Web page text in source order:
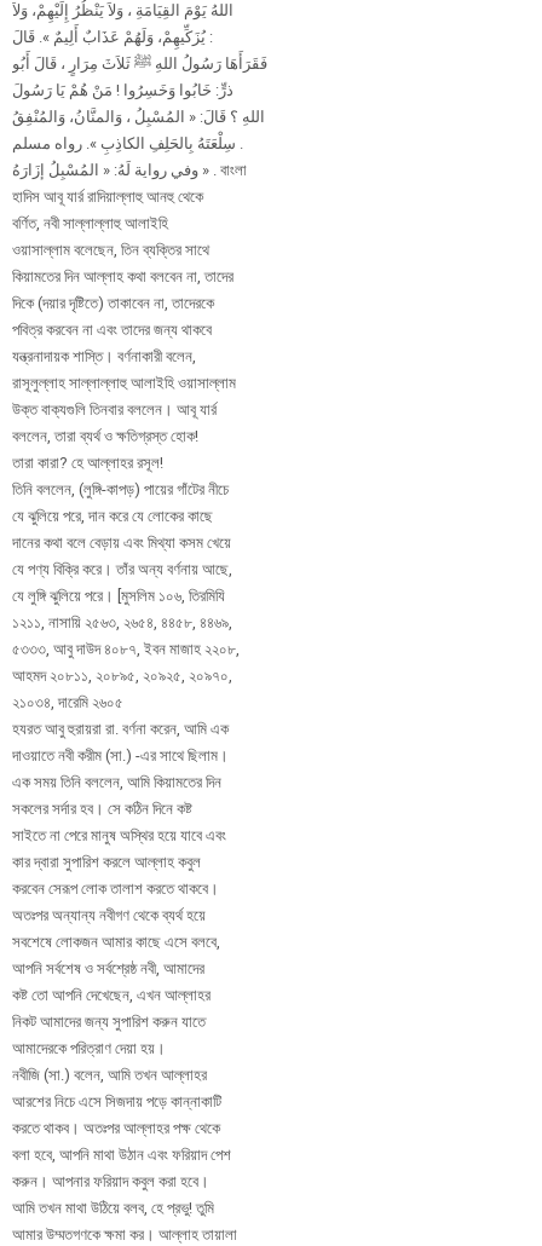
ﺍﻟﻠﻪُ ﻳَﻮْﻡَ ﺍﻟﻘِﻴَﺎﻣَﺔِ ، ﻭَﻻَ ﻳَﻨْﻈُﺮُ ﺇِﻟَﻴْﻬِﻢْ، ﻭَﻻَ
ﻳُﺰَﻛِّﻴﻬِﻢْ، ﻭَﻟَﻬُﻢْ ﻋَﺬَﺍﺏٌ ﺃَﻟِﻴﻢٌ ‏». ﻗَﺎﻝَ :
ﻓَﻘَﺮَﺃَﻫَﺎ ﺭَﺳُﻮﻝُ ﺍﻟﻠﻪِ ﷺ ﺛَﻼَﺙَ ﻣِﺮَﺍﺭٍ ، ﻗَﺎﻝَ ﺃَﺑُﻮ
ﺫﺭٍّ: ﺧَﺎﺑُﻮﺍ ﻭَﺧَﺴِﺮُﻭﺍ ! ﻣَﻦْ ﻫُﻢْ ﻳَﺎ ﺭَﺳُﻮﻝَ
ﺍﻟﻠﻪِ ؟ ﻗَﺎﻝَ: ‏« ﺍﻟﻤُﺴْﺒِﻞُ ، ﻭَﺍﻟﻤﻨَّﺎﻥُ، ﻭَﺍﻟﻤُﻨْﻔِﻖُ
ﺳِﻠْﻌَﺘَﻪُ ﺑِﺎﻟﺤَﻠِﻒِ ﺍﻟﻜﺎﺫِﺏِ ‏». ﺭﻭﺍﻩ ﻣﺴﻠﻢ .
ﻭﻓﻲ ﺭﻭﺍﻳﺔ ﻟَﻪُ: ‏« ﺍﻟﻤُﺴْﺒِﻞُ ﺇﺯَﺍﺭَﻩُ » . বাংলা
হাদিস আবূ যার্র রাদিয়াল্লাহু আনহু থেকে
বর্ণিত, নবী সাল্লাল্লাহু আলাইহি
ওয়াসাল্লাম বলেছেন, তিন ব্যক্তির সাথে
কিয়ামতের দিন আল্লাহ কথা বলবেন না, তাদের
দিকে (দয়ার দৃষ্টিতে) তাকাবেন না, তাদেরকে
পবিত্র করবেন না এবং তাদের জন্য থাকবে
যন্ত্রনাদায়ক শাস্তি। বর্ণনাকারী বলেন,
রাসূলুল্লাহ সাল্লাল্লাহু আলাইহি ওয়াসাল্লাম
উক্ত বাক্যগুলি তিনবার বললেন। আবূ যার্র
বললেন, তারা ব্যর্থ ও ক্ষতিগ্রস্ত হোক!
তারা কারা? হে আল্লাহর রসূল!
তিনি বললেন, (লুঙ্গি-কাপড়) পায়ের গাঁটের নীচে
যে ঝুলিয়ে পরে, দান করে যে লোকের কাছে
দানের কথা বলে বেড়ায় এবং মিথ্যা কসম খেয়ে
যে পণ্য বিক্রি করে। তাঁর অন্য বর্ণনায় আছে,
যে লুঙ্গি ঝুলিয়ে পরে। [মুসলিম ১০৬, তিরমিযি
১২১১, নাসায়ি ২৫৬৩, ২৬৫৪, ৪৪৫৮, ৪৪৬৯,
৫৩৩৩, আবু দাউদ ৪০৮৭, ইবন মাজাহ ২২০৮,
আহমদ ২০৮১১, ২০৮৯৫, ২০৯২৫, ২০৯৭০,
২১০৩৪, দারেমি ২৬০৫
হযরত আবু হুরায়রা রা. বর্ণনা করেন, আমি এক
দাওয়াতে নবী করীম (সা.) -এর সাথে ছিলাম।
এক সময় তিনি বললেন, আমি কিয়ামতের দিন
সকলের সর্দার হব। সে কঠিন দিনে কষ্ট
সাইতে না পেরে মানুষ অস্থির হয়ে যাবে এবং
কার দ্বারা সুপারিশ করলে আল্লাহ কবুল
করবেন সেরূপ লোক তালাশ করতে থাকবে।
অতঃপর অন্যান্য নবীগণ থেকে ব্যর্থ হয়ে
সবশেষে লোকজন আমার কাছে এসে বলবে,
আপনি সর্বশেষ ও সর্বশ্রেষ্ঠ নবী, আমাদের
কষ্ট তো আপনি দেখেছেন, এখন আল্লাহর
নিকট আমাদের জন্য সুপারিশ করুন যাতে
আমাদেরকে পরিত্রাণ দেয়া হয়।
নবীজি (সা.) বলেন, আমি তখন আল্লাহর
আরশের নিচে এসে সিজদায় পড়ে কান্নাকাটি
করতে থাকব। অতঃপর আল্লাহর পক্ষ থেকে
বলা হবে, আপনি মাথা উঠান এবং ফরিয়াদ পেশ
করুন। আপনার ফরিয়াদ কবুল করা হবে।
আমি তখন মাথা উঠিয়ে বলব, হে প্রভু! তুমি
আমার উম্মতগণকে ক্ষমা কর। আল্লাহ তায়ালা